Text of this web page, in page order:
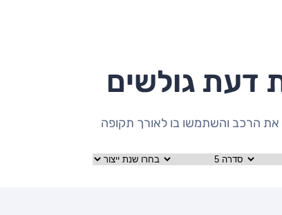
הרכב והשתמשו בו לאורך תקופה